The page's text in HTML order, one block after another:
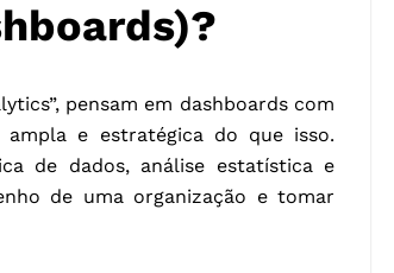
pensam em dashboards com
e estratégica do que isso.
de dados, análise estatística e
de uma organização e tomar